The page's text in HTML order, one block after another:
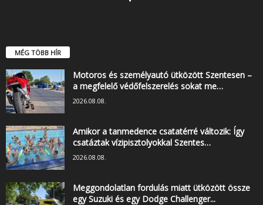
MÉG TÖBB HÍR
Motoros és személyautó ütközött Szentesen –
a megfelelő védőfelszerelés sokat me…
2026.08.08.
Amikor a tanmedence csatatérré változik: Így
csatáztak vízipisztolyokkal Szentes…
2026.08.08.
Meggondolatlan fordulás miatt ütközött össze
egy Suzuki és egy Dodge Challenger...